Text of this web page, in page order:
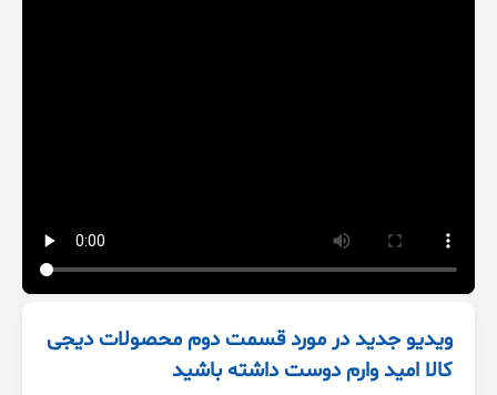
ویدیو جدید در مورد قسمت دوم محصولات دیجی
کالا امید وارم دوست داشته باشید